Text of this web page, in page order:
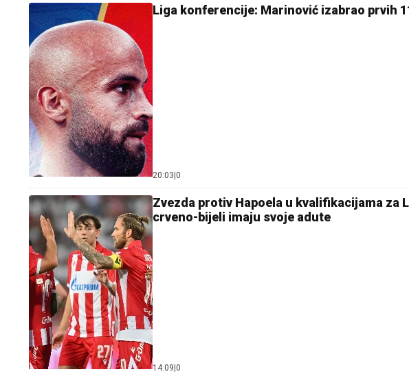
Liga konferencije: Marinović izabrao prvih
20:03 0
Zvezda protiv Hapoela u kvalifikacijama za
crveno-bijeli imaju svoje adute
14:09 0